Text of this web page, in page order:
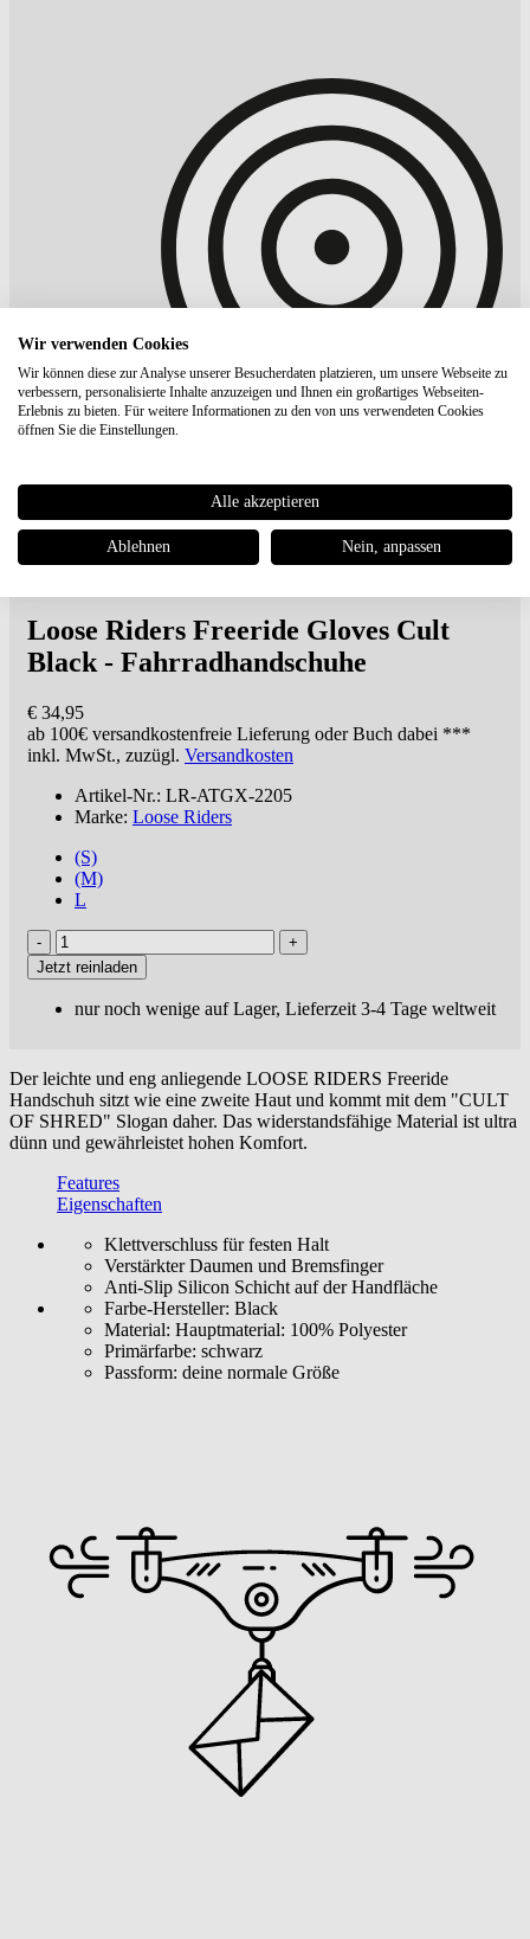
Loose Riders Freeride Gloves Cult
Black - Fahrradhandschuhe
€ 34,95
ab 100€ versandkostenfreie Lieferung oder Buch dabei ***
inkl. MwSt., zuzügl. Versandkosten
Artikel-Nr.: LR-ATGX-2205
Marke: Loose Riders
(S)
(M)
L
Jetzt reinladen
nur noch wenige auf Lager, Lieferzeit 3-4 Tage weltweit
Der leichte und eng anliegende LOOSE RIDERS Freeride
Handschuh sitzt wie eine zweite Haut und kommt mit dem "CULT
OF SHRED" Slogan daher. Das widerstandsfähige Material ist ultra
dünn und gewährleistet hohen Komfort.
Features
Eigenschaften
Klettverschluss für festen Halt
Verstärkter Daumen und Bremsfinger
Anti-Slip Silicon Schicht auf der Handfläche
Farbe-Hersteller: Black
Material: Hauptmaterial: 100% Polyester
Primärfarbe: schwarz
Passform: deine normale Größe
Wir verwenden Cookies
Wir können diese zur Analyse unserer Besucherdaten platzieren, um unsere Webseite zu
verbessern, personalisierte Inhalte anzuzeigen und Ihnen ein großartiges Webseiten-
Erlebnis zu bieten. Für weitere Informationen zu den von uns verwendeten Cookies
öffnen Sie die Einstellungen.
Alle akzeptieren
Ablehnen Nein, anpassen